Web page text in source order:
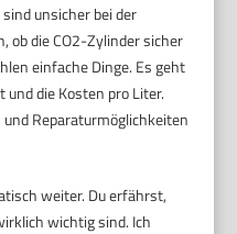
unsicher bei der
ob die CO2-Zylinder sicher
einfache Dinge. Es geht
die Kosten pro Liter.
Reparaturmöglichkeiten
weiter. Du erfährst,
wichtig sind. Ich